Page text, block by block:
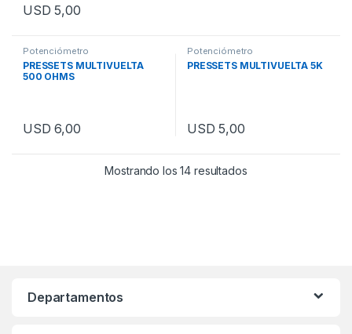
USD 5,00
Potenciómetro
PRESSETS MULTIVUELTA
500 OHMS
USD 6,00
Potenciómetro
PRESSETS MULTIVUELTA 5K
USD 5,00
Mostrando los 14 resultados
Departamentos